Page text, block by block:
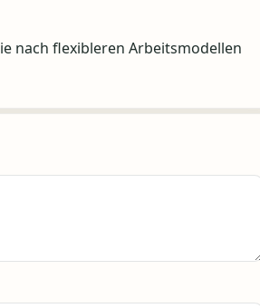
nach flexibleren Arbeitsmodellen